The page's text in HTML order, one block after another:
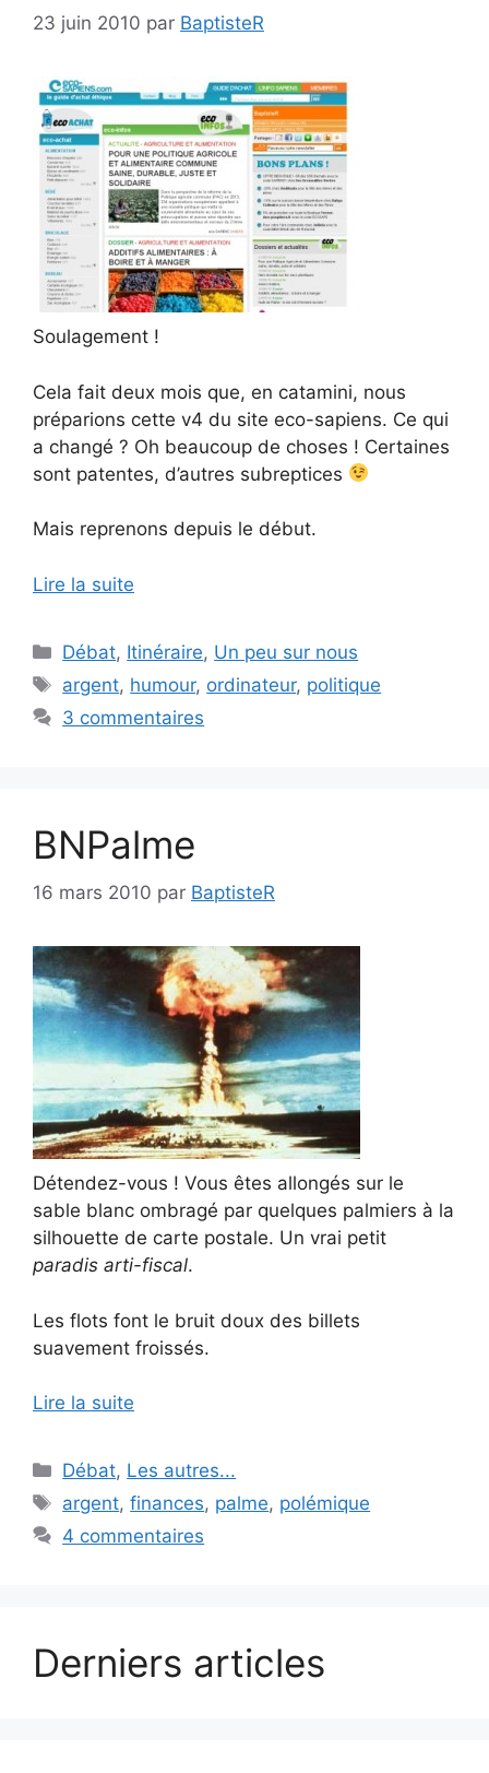
23 juin 2010 par BaptisteR
Soulagement !
Cela fait deux mois que, en catamini, nous
préparions cette v4 du site eco-sapiens. Ce qui
a changé ? Oh beaucoup de choses ! Certaines
sont patentes, d’autres subreptices
Mais reprenons depuis le début.
Lire la suite
Catégories
Débat, Itinéraire, Un peu sur nous
Étiquettes
argent, humour, ordinateur, politique
3 commentaires
BNPalme
16 mars 2010 par BaptisteR
Détendez-vous ! Vous êtes allongés sur le
sable blanc ombragé par quelques palmiers à la
silhouette de carte postale. Un vrai petit
paradis arti-fiscal.
Les flots font le bruit doux des billets
suavement froissés.
Lire la suite
Catégories
Débat, Les autres...
Étiquettes
argent,finances, palme, polémique
4 commentaires
Derniers articles